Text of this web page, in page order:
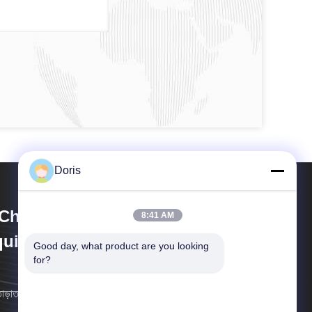
Liangchuan Mechanical
Co.,Ltd
সম্ভব আমরা আপনার কাছে ফিরে আসব।
Doris
8:41 AM
Good day, what product are you looking
for?